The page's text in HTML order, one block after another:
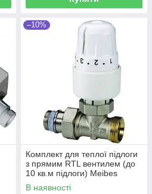
–10%
Комплект для теплої підлоги
з прямим RTL вентилем (до
10 кв.м підлоги) Meibes
(Німеччина)
В наявності